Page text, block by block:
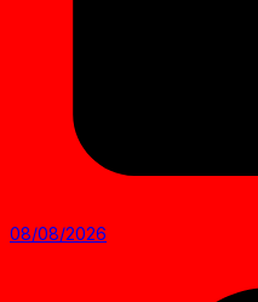
08/08/2026